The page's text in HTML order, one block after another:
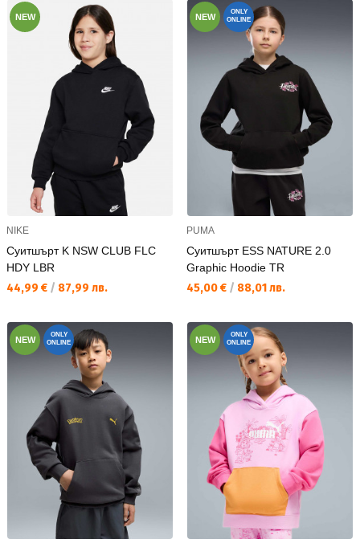
NEW
NIKE
Суитшърт K NSW CLUB FLC
HDY LBR
Текуща цена:
44,99 € / 87,99 лв.
NEW
ONLY
ONLINE
PUMA
Суитшърт ESS NATURE 2.0
Graphic Hoodie TR
Текуща цена:
45,00 € / 88,01 лв.
NEW
ONLY
ONLINE
NEW
ONLY
ONLINE